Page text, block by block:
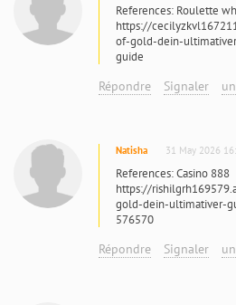
References: Roulette
https://
of-gold-dein-
guide
Répondre Signaler
Natisha 31 May 2026
References: Casino 888
https://
gold-dein-ultimativer-
576570
Répondre Signaler